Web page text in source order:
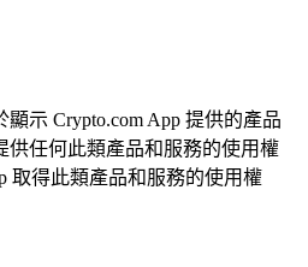
示 Crypto.com App 提供的產品
供任何此類產品和服務的使用權
取得此類產品和服務的使用權